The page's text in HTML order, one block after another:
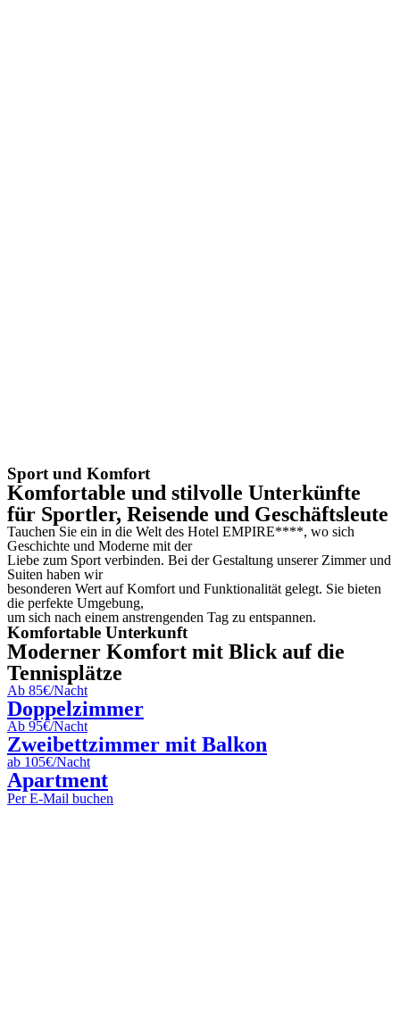
Sport und Komfort
Komfortable und stilvolle Unterkünfte
für Sportler, Reisende und Geschäftsleute
Tauchen Sie ein in die Welt des Hotel EMPIRE****, wo sich
Geschichte und Moderne mit der
Liebe zum Sport verbinden. Bei der Gestaltung unserer Zimmer und
Suiten haben wir
besonderen Wert auf Komfort und Funktionalität gelegt. Sie bieten
die perfekte Umgebung,
um sich nach einem anstrengenden Tag zu entspannen.
Komfortable Unterkunft
Moderner Komfort mit Blick auf die
Tennisplätze
Ab 85€/Nacht
Doppelzimmer
Ab 95€/Nacht
Zweibettzimmer mit Balkon
ab 105€/Nacht
Apartment
Per E-Mail buchen